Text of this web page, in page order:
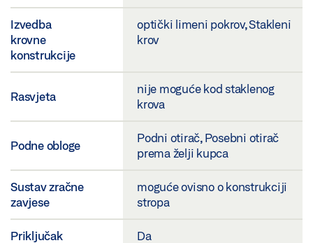
Izvedba
krovne
konstrukcije
optički limeni pokrov, Stakleni
krov
Rasvjeta
nije moguće kod staklenog
krova
Podne obloge
Podni otirač, Posebni otirač
prema želji kupca
Sustav zračne
zavjese
moguće ovisno o konstrukciji
stropa
Priključak
Da